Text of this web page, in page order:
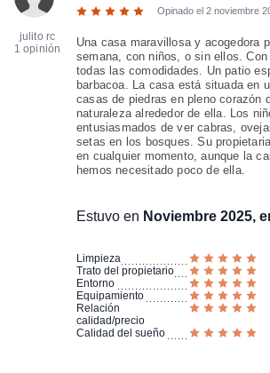
julito rc
1 opinión
Opinado el 2 noviembre
Una casa maravillosa y acogedora
semana, con niños, o sin ellos.
todas las comodidades. Un patio
barbacoa. La casa está situada en
casas de piedras en pleno corazón
naturaleza alrededor de ella. Los
entusiasmados de ver cabras,
setas en los bosques. Su
en cualquier momento, aunque la
hemos necesitado poco de ella.
Estuvo en Noviembre 2025,
Limpieza
Trato del propietario
Entorno
Equipamiento
Relación
calidad/precio
Calidad del sueño